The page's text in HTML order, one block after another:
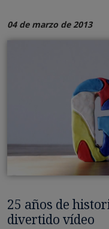
04 de marzo de 2013
25 años de
divertido vídeo